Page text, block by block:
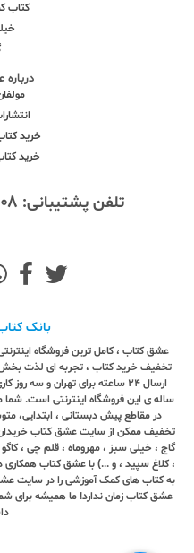
کتاب
خرید کتاب
خرید کتاب
تلفن پشتیبانی:
بانک
عشق کتاب ، کامل ترین فروشگاه
تخفیف خرید کتاب ، تجربه ای لذت بخش
ارسال ٢٤ ساعته برای تهران و
ساله ی این فروشگاه اینترنتی است. شما
در مقاطع پیش دبستانی ، ابتدایی،
تخفیف ممکن از سایت عشق کتاب
گاج ، خیلی سبز ، مهروماه ، قلم چی ، کاگو
، کلاغ سپید ، و ...) با عشق کتاب همکاری
به کتاب های کمک آموزشی را در سایت
عشق کتاب زمان ندارد! ما همیشه برای